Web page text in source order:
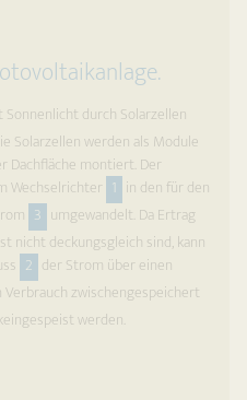
Sonnenlicht durch Solarzellen
Solarzellen werden als Module
Dachfläche montiert. Der
Wechselrichter 1 in den für den
3 umgewandelt. Da Ertrag
nicht deckungsgleich sind, kann
2 der Strom über einen
zwischen­gespeichert
werden.